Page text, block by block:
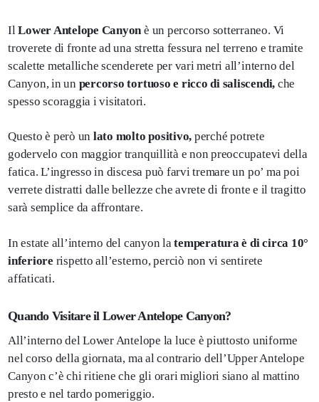
IlLower Antelope Canyon è un percorso sotterraneo. Vi
troverete di fronte ad una stretta fessura nel terreno e tramite
scalette metalliche scenderete per vari metri all’interno del
Canyon, in un percorso tortuoso e ricco di saliscendi, che
spesso scoraggia i visitatori.
Questo è però un lato molto positivo, perché potrete
godervelo con maggior tranquillità e non preoccupatevi della
fatica. L’ingresso in discesa può farvi tremare un po’ ma poi
verrete distratti dalle bellezze che avrete di fronte e il tragitto
sarà semplice da affrontare.
In estate all’interno del canyon latemperatura è di circa 10°
inferiore rispetto all’esterno, perciò non vi sentirete
affaticati.
Quando Visitare il Lower Antelope Canyon?
All’interno del Lower Antelope la luce è piuttosto uniforme
nel corso della giornata, ma al contrario dell’Upper Antelope
Canyon c’è chi ritiene che gli orari migliori siano al mattino
presto e nel tardo pomeriggio.